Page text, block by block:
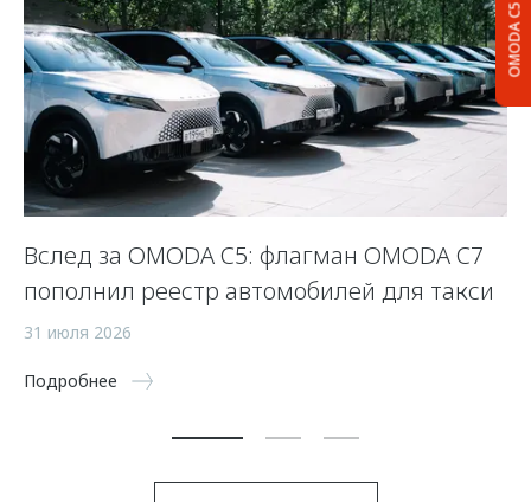
OMODA C5
Вслед за OMODA C5: флагман OMODA C7
пополнил реестр автомобилей для такси
31 июля 2026
Подробнее